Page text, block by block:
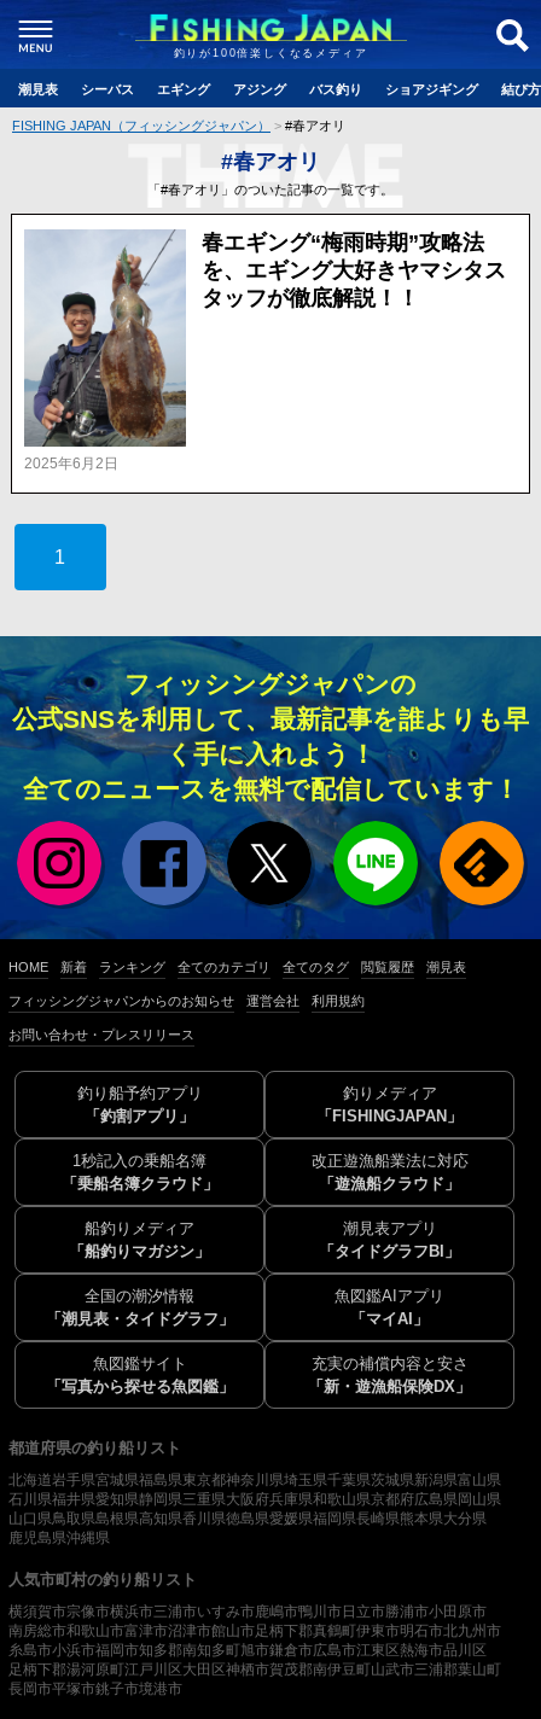
釣りが100倍楽しくなるメディア
潮見表 シーバス エギング アジング バス釣り ショアジギング 結び
FISHING JAPAN（フィッシングジャパン） #春アオリ
#春アオリ
「#春アオリ」のついた記事の一覧です。
2025年6月2日
春エギング“梅雨時期”攻略法
を、エギング大好きヤマシタス
タッフが徹底解説！！
1
フィッシングジャパンの
公式SNSを利用して、最新記事を誰よりも早
く手に入れよう！
全てのニュースを無料で配信しています！
HOME 新着 ランキング 全てのカテゴリ 全てのタグ 閲覧履歴 潮見表
フィッシングジャパンからのお知らせ 運営会社 利用規約
お問い合わせ・プレスリリース
釣り船予約アプリ
「釣割アプリ」
釣りメディア
「FISHINGJAPAN」
1秒記入の乗船名簿
「乗船名簿クラウド」
改正遊漁船業法に対応
「遊漁船クラウド」
船釣りメディア
「船釣りマガジン」
潮見表アプリ
「タイドグラフBI」
全国の潮汐情報
「潮見表・タイドグラフ」
魚図鑑AIアプリ
「マイAI」
魚図鑑サイト
「写真から探せる魚図鑑」
充実の補償内容と安さ
「新・遊漁船保険DX」
都道府県の釣り船リスト
北海道岩手県宮城県福島県東京都神奈川県埼玉県千葉県茨城県新潟県富山県
石川県福井県愛知県静岡県三重県大阪府兵庫県和歌山県京都府広島県岡山県
山口県鳥取県島根県高知県香川県徳島県愛媛県福岡県長崎県熊本県大分県
鹿児島県沖縄県
人気市町村の釣り船リスト
横須賀市宗像市横浜市三浦市いすみ市鹿嶋市鴨川市日立市勝浦市小田原市
南房総市和歌山市富津市沼津市館山市足柄下郡真鶴町伊東市明石市北九州市
糸島市小浜市福岡市知多郡南知多町旭市鎌倉市広島市江東区熱海市品川区
足柄下郡湯河原町江戸川区大田区神栖市賀茂郡南伊豆町山武市三浦郡葉山町
長岡市平塚市銚子市境港市